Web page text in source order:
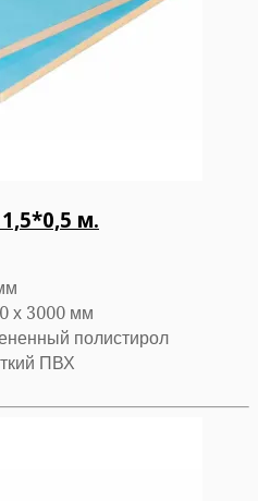
м.
х 3000 мм
полистирол
ПВХ